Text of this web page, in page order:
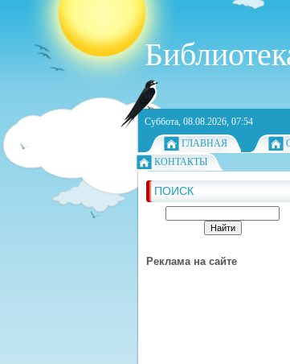
Суббота, 08.08.2026, 07:54
ГЛАВНАЯ
КОНТАКТЫ
ПОИСК
Реклама на сайте